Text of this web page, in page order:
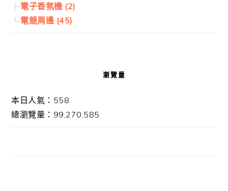
電子香氛機 (2)
電競周邊 (45)
瀏覽量
本日人氣：558
總瀏覽量：99,270,585